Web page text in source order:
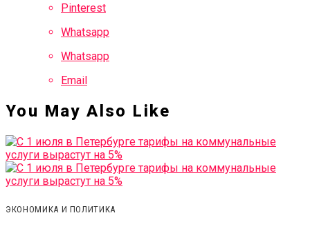
Pinterest
Whatsapp
Whatsapp
Email
You May Also Like
ЭКОНОМИКА И ПОЛИТИКА